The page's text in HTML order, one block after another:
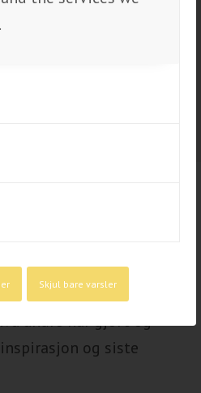
Skjul bare varsler
gjort for
, tips og triks i
andre har gjort og
og siste